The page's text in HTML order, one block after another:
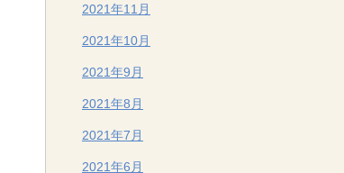
2021年11月
2021年10月
2021年9月
2021年8月
2021年7月
2021年6月